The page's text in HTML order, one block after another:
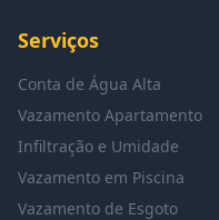
Serviços
Conta de Água Alta
Vazamento Apartamento
Infiltração e Umidade
Vazamento em Piscina
Vazamento de Esgoto